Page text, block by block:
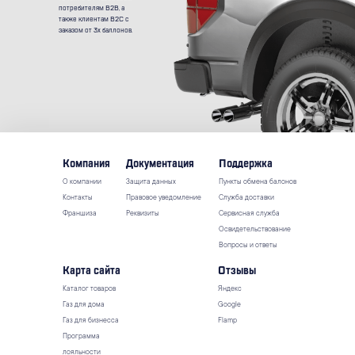
потребителям B2B, а
также клиентам B2C с
заказом от 3х баллонов.
Компания
О компании
Контакты
Франшиза
Документация
Защита данных
Правовое уведомление
Реквизиты
Поддержка
Пункты обмена балонов
Служба доставки
Сервисная служба
Освидетельствование
Вопросы и ответы
Карта сайта
Каталог товаров
Газ для дома
Газ для бизнесса
Программа
лояльности
Отзывы
Яндекс
Google
Flamp